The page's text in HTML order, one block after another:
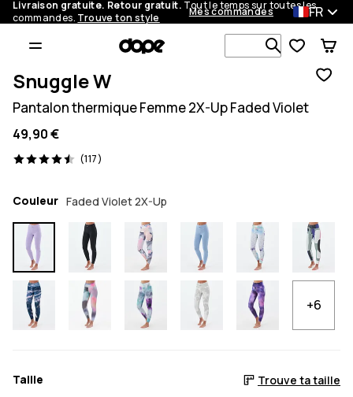
Livraison gratuite. Retour gratuit. Tout le temps sur toutes les
commandes. Trouve ton style Mes commandes FR
Recherche
Snuggle W
Pantalon thermique Femme 2X-Up Faded Violet
49,90 €
(117)
117 avis, 4.5/5
Couleur Faded Violet 2X-Up
+6
Taille Trouve ta taille